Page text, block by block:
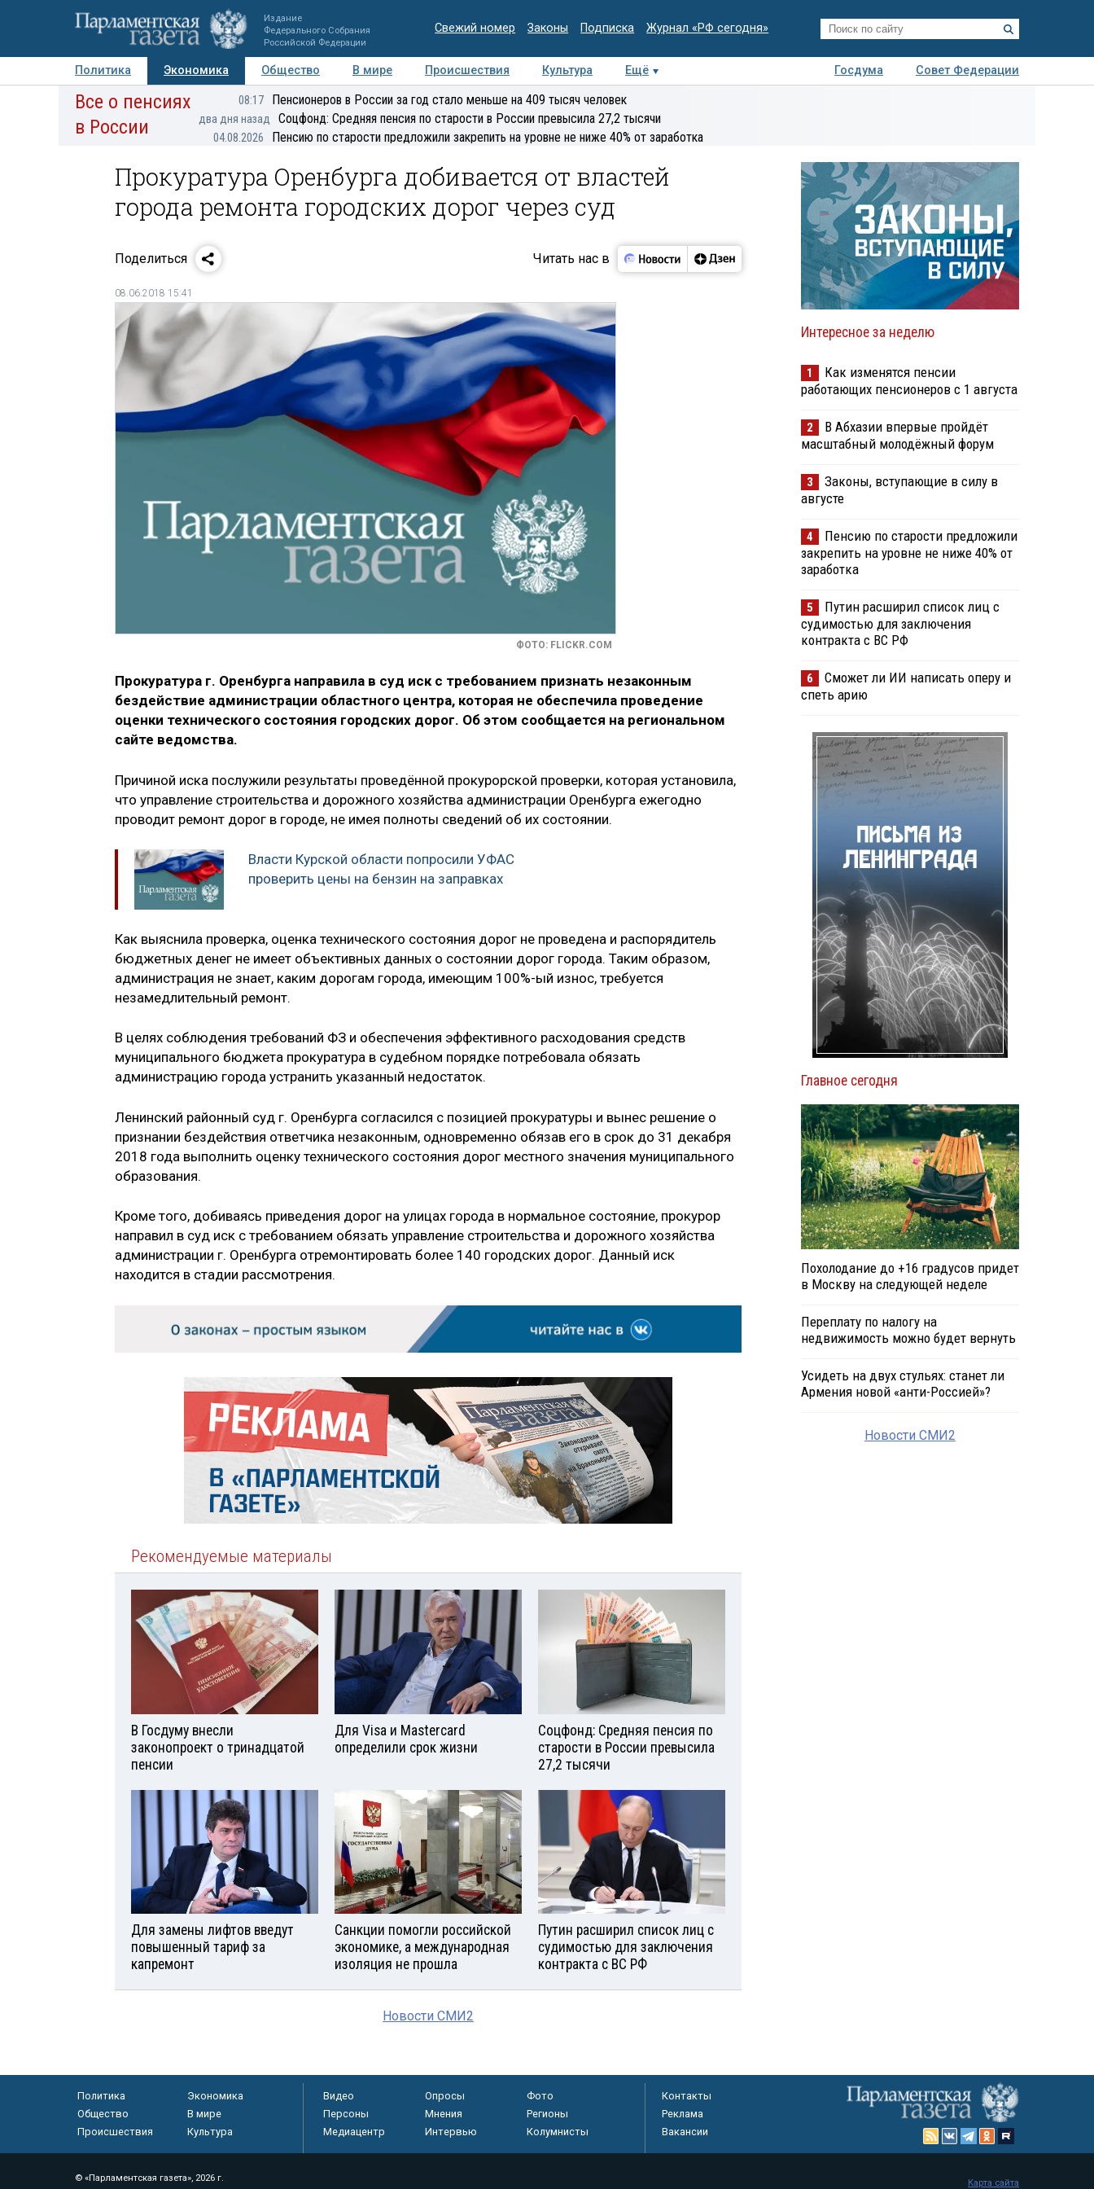
Издание
Федерального Собрания
Российской Федерации
Свежий номер Законы Подписка Журнал «РФ сегодня»
Политика Экономика Общество В мире Происшествия Культура Ещё Госдума
Совет Федерации
Авторы Персоны Мнения Регионы Медиацентр Интервью Колумнисты
Все о пенсиях
в России
08:17 Пенсионеров в России за год стало меньше на 409 тысяч человек
два дня назад Соцфонд: Средняя пенсия по старости в России превысила 27,2 тысячи
04.08.2026 Пенсию по старости предложили закрепить на уровне не ниже 40% от заработка
Прокуратура Оренбурга добивается от властей
города ремонта городских дорог через суд
Поделиться Читать нас в
08.06.2018 15:41
ФОТО: FLICKR.COM
Прокуратура г. Оренбурга направила в суд иск с требованием признать незаконным
бездействие администрации областного центра, которая не обеспечила проведение
оценки технического состояния городских дорог. Об этом сообщается на региональном
сайте ведомства.
Причиной иска послужили результаты проведённой прокурорской проверки, которая установила,
что управление строительства и дорожного хозяйства администрации Оренбурга ежегодно
проводит ремонт дорог в городе, не имея полноты сведений об их состоянии.
Власти Курской области попросили УФАС
проверить цены на бензин на заправках
Как выяснила проверка, оценка технического состояния дорог не проведена и распорядитель
бюджетных денег не имеет объективных данных о состоянии дорог города. Таким образом,
администрация не знает, каким дорогам города, имеющим 100%-ый износ, требуется
незамедлительный ремонт.
В целях соблюдения требований ФЗ и обеспечения эффективного расходования средств
муниципального бюджета прокуратура в судебном порядке потребовала обязать
администрацию города устранить указанный недостаток.
Ленинский районный суд г. Оренбурга согласился с позицией прокуратуры и вынес решение о
признании бездействия ответчика незаконным, одновременно обязав его в срок до 31 декабря
2018 года выполнить оценку технического состояния дорог местного значения муниципального
образования.
Кроме того, добиваясь приведения дорог на улицах города в нормальное состояние, прокурор
направил в суд иск с требованием обязать управление строительства и дорожного хозяйства
администрации г. Оренбурга отремонтировать более 140 городских дорог. Данный иск
находится в стадии рассмотрения.
Рекомендуемые материалы
В Госдуму внесли
законопроект о тринадцатой
пенсии
Для Visа и Mastercard
определили срок жизни
Соцфонд: Средняя пенсия по
старости в России превысила
27,2 тысячи
Для замены лифтов введут
повышенный тариф за
капремонт
Санкции помогли российской
экономике, а международная
изоляция не прошла
Путин расширил список лиц с
судимостью для заключения
контракта с ВС РФ
Новости СМИ2
Интересное за неделю
1
Как изменятся пенсии
работающих пенсионеров с 1 августа
2
В Абхазии впервые пройдёт
масштабный молодёжный форум
3
Законы, вступающие в силу в
августе
4
Пенсию по старости предложили
закрепить на уровне не ниже 40% от
заработка
5
Путин расширил список лиц с
судимостью для заключения
контракта с ВС РФ
6
Сможет ли ИИ написать оперу и
спеть арию
Главное сегодня
Похолодание до +16 градусов придет
в Москву на следующей неделе
Переплату по налогу на
недвижимость можно будет вернуть
Усидеть на двух стульях: станет ли
Армения новой «анти-Россией»?
Новости СМИ2
Политика
Экономика
Общество
В мире
Происшествия
Культура
Видео Опросы
Фото
Персоны
Мнения
Регионы
Медиацентр
Интервью Колумнисты
Контакты
Реклама
Вакансии
© «Парламентская газета», 2026 г. Карта сайта